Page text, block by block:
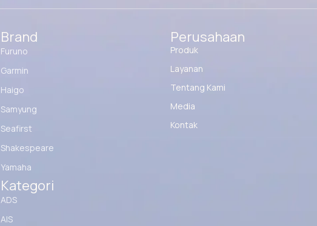
Brand
Furuno
Garmin
Haigo
Samyung
Seafirst
Shakespeare
Yamaha
Kategori
ADS
AIS
Perusahaan
Produk
Layanan
Tentang Kami
Media
Kontak